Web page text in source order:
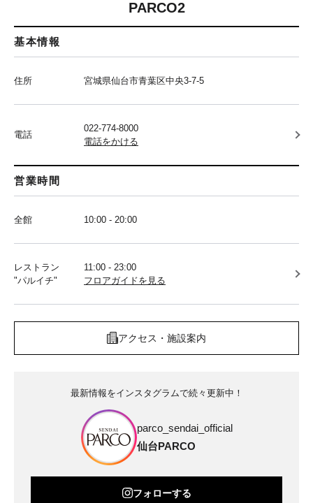
PARCO2
基本情報
住所 宮城県仙台市青葉区中央3-7-5
電話
022-774-8000
電話をかける
営業時間
全館 10:00 - 20:00
レストラン
"パルイチ"
11:00 - 23:00
フロアガイドを見る
アクセス・施設案内
最新情報をインスタグラムで続々更新中！
parco_sendai_official
仙台PARCO
フォローする